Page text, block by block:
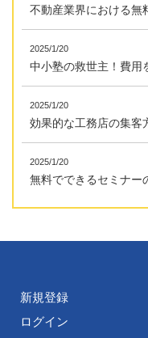
不動産業界における無
2025/1/20
中小塾の救世主！費用
2025/1/20
効果的な工務店の集客
2025/1/20
無料でできるセミナー
新規登録
ログイン